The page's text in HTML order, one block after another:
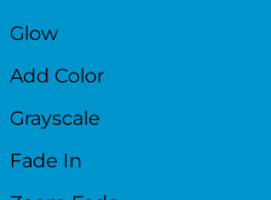
Glow
Add Color
Grayscale
Fade In